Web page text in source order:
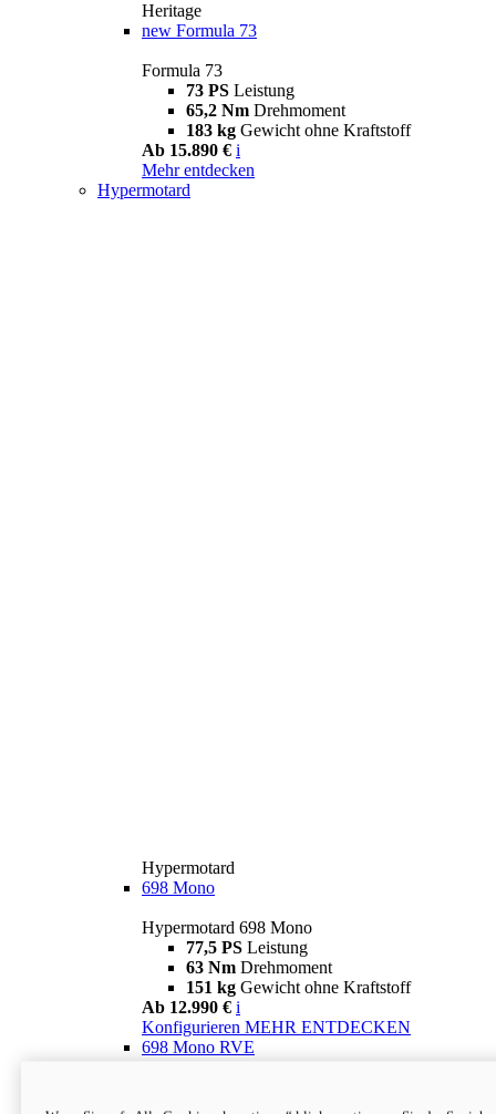
Heritage
new Formula 73
Formula 73
73 PS Leistung
65,2 Nm Drehmoment
183 kg Gewicht ohne Kraftstoff
Ab 15.890 € i
Mehr entdecken
Hypermotard
Hypermotard
698 Mono
Hypermotard 698 Mono
77,5 PS Leistung
63 Nm Drehmoment
151 kg Gewicht ohne Kraftstoff
Ab 12.990 € i
Konfigurieren MEHR ENTDECKEN
698 Mono RVE
77,5 PS
Leistung